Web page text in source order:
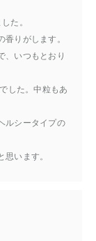
た。
りがします。
、いつもとおり
した。中粒もあ
ルシータイプの
います。